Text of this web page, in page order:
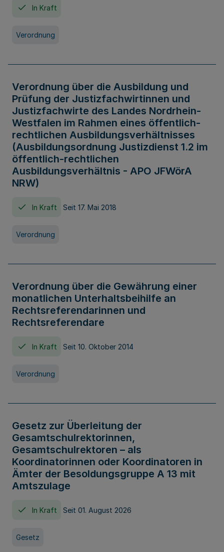
In Kraft
Verordnung
Verordnung über die Ausbildung und
Prüfung der Justizfachwirtinnen und
Justizfachwirte des Landes Nordrhein-
Westfalen im Rahmen eines öffentlich-
rechtlichen Ausbildungsverhältnisses
(Ausbildungsordnung Justizdienst 1.2 im
öffentlich-rechtlichen
Ausbildungsverhältnis - APO JFWörA
NRW)
In Kraft Seit 17. Mai 2018
Verordnung
Verordnung über die Gewährung einer
monatlichen Unterhaltsbeihilfe an
Rechtsreferendarinnen und
Rechtsreferendare
In Kraft Seit 10. Oktober 2014
Verordnung
Gesetz zur Überleitung der
Gesamtschulrektorinnen,
Gesamtschulrektoren – als
Koordinatorinnen oder Koordinatoren in
Ämter der Besoldungsgruppe A 13 mit
Amtszulage
In Kraft Seit 01. August 2026
Gesetz